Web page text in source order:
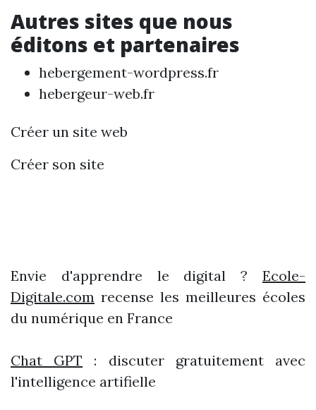
Autres sites que nous
éditons et partenaires
hebergement-wordpress.fr
hebergeur-web.fr
Créer un site web
Créer son site
Envie d'apprendre le digital ? Ecole-
Digitale.com recense les meilleures écoles
du numérique en France
Chat GPT : discuter gratuitement avec
l'intelligence artifielle